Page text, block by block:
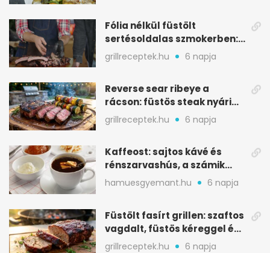
Fólia nélkül füstölt
sertésoldalas szmokerben:
ropogós bark, 6 óra
grillreceptek.hu 6 napja
Reverse sear ribeye a
rácson: füstös steak nyári
tökkebabbal
grillreceptek.hu 6 napja
Kaffeost: sajtos kávé és
rénszarvashús, a számik
melegítő itala
hamuesgyemant.hu 6 napja
Füstölt fasírt grillen: szaftos
vagdalt, füstös kéreggel és
BBQ mázzal
grillreceptek.hu 6 napja